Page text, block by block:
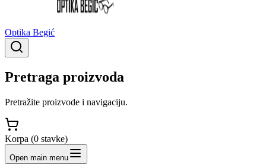
Optika Begić
Pretraga proizvoda
Pretražite proizvode i navigaciju.
Korpa (0 stavke)
Open main menu